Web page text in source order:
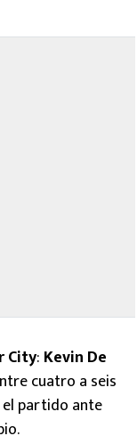
City: Kevin De
cuatro a seis
el partido ante